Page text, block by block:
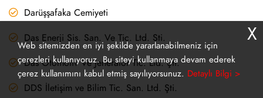
Darüşşafaka Cemiyeti
Das Enerji Sis. San. Ve Tic. Ltd. Şti.
Das Otomotiv Ve Jeneratör Tic. Ltd. Şti.
DDS İletişim ve Bilim Tic. San. Ltd. Şti.
Web sitemizden en iyi şekilde yararlanabilmeniz için
çerezleri kullanıyoruz. Bu siteyi kullanmaya devam ederek
çerez kullanımını kabul etmiş sayılıyorsunuz. Detaylı Bilgi >
X